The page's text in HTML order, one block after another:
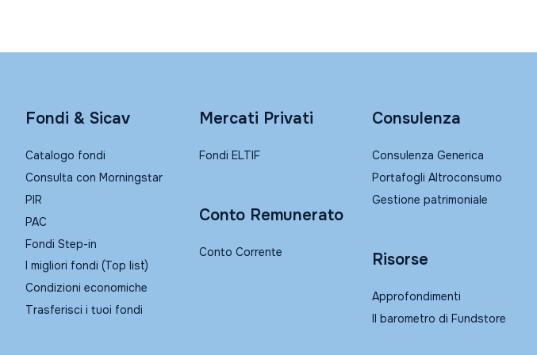
Fondi & Sicav
Catalogo fondi
Consulta con Morningstar
PIR
PAC
Fondi Step-in
I migliori fondi (Top list)
Condizioni economiche
Trasferisci i tuoi fondi
Mercati Privati
Fondi ELTIF
Conto Remunerato
Conto Corrente
Consulenza
Consulenza Generica
Portafogli Altroconsumo
Gestione patrimoniale
Risorse
Approfondimenti
Il barometro di Fundstore